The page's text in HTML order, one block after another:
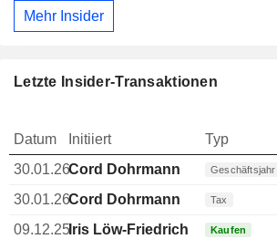
Mehr Insider
Letzte Insider-Transaktionen
Datum Initiiert Typ
30.01.26Cord Dohrmann Geschäftsjahr
30.01.26Cord Dohrmann Tax
09.12.25Iris Löw-Friedrich Kaufen